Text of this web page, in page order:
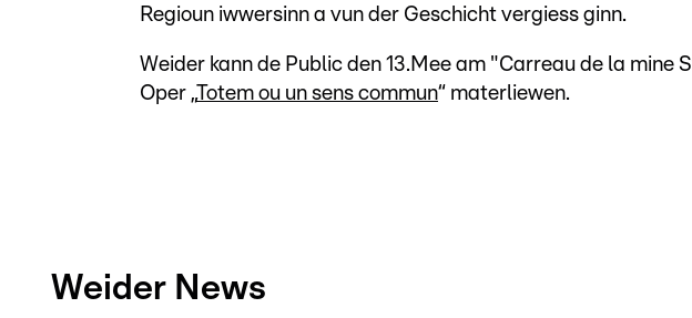
Regioun iwwersinn a vun der Geschicht vergiess ginn.
Weider kann de Public den 13.Mee am "Carreau de la mine
Oper „Totem ou un sens commun“ materliewen.
Weider News